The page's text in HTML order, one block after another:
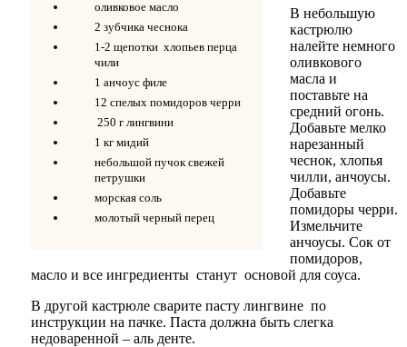
оливковое масло
2 зубчика чеснока
1-2 щепотки хлопьев перца
чили
1 анчоус филе
12 спелых помидоров черри
250 г лингвини
1 кг мидий
небольшой пучок свежей
петрушки
морская соль
молотый черный перец
В небольшую
кастрюлю
налейте немного
оливкового
масла и
поставьте на
средний огонь.
Добавьте мелко
нарезанный
чеснок, хлопья
чилли, анчоусы.
Добавьте
помидоры черри.
Измельчите
анчоусы. Сок от
помидоров,
масло и все ингредиенты станут основой для соуса.
В другой кастрюле сварите пасту лингвине по
инструкции на пачке. Паста должна быть слегка
недоваренной – аль денте.